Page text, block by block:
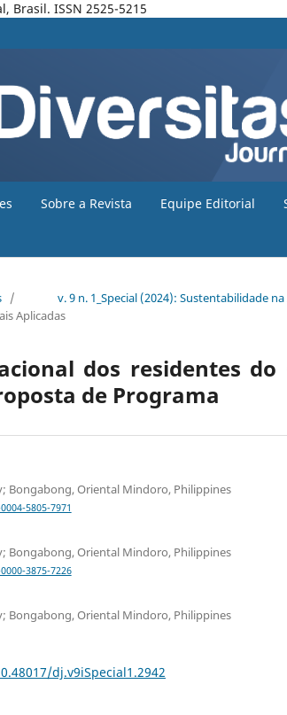
Brasil. ISSN 2525-5215
Sobre a Revista Equipe Editorial
/ v. 9 n. 1_Special (2024): Sustentabilidade
Aplicadas
dos residentes do
de Programa
Bongabong, Oriental Mindoro, Philippines
5805-7971
Bongabong, Oriental Mindoro, Philippines
3875-7226
Bongabong, Oriental Mindoro, Philippines
dj.v9iSpecial1.2942